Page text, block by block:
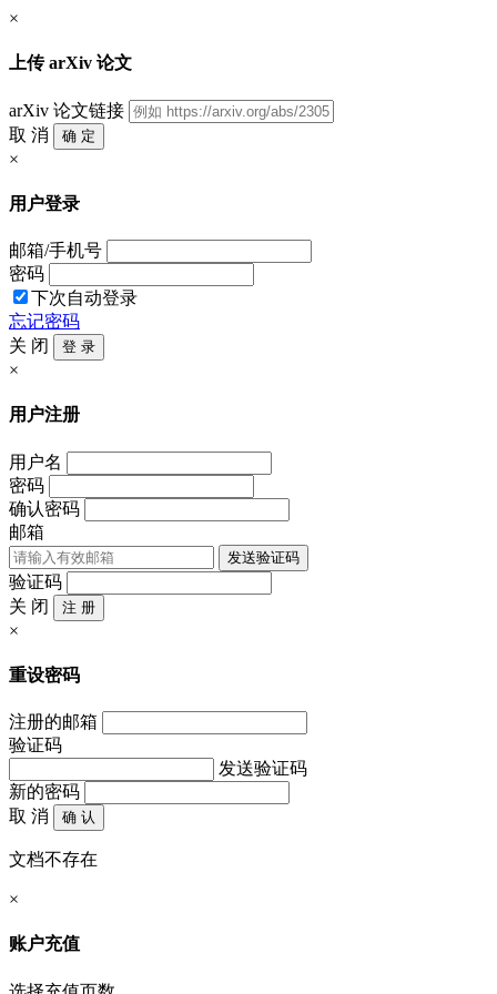
×
上传 arXiv 论文
arXiv 论文链接
取 消
确 定
×
用户登录
邮箱/手机号
密码
下次自动登录
忘记密码
关 闭
登 录
×
用户注册
用户名
密码
确认密码
邮箱
发送验证码
验证码
关 闭
注 册
×
重设密码
注册的邮箱
验证码
发送验证码
新的密码
取 消
确 认
文档不存在
×
账户充值